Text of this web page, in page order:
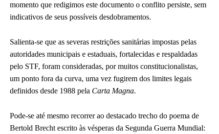
momento que redigimos este documento o conflito persiste, sem
indicativos de seus possíveis desdobramentos.
Salienta-se que as severas restrições sanitárias impostas pelas
autoridades municipais e estaduais, fortalecidas e respaldadas
pelo STF, foram consideradas, por muitos constitucionalistas,
um ponto fora da curva, uma vez fugirem dos limites legais
definidos desde 1988 pela Carta Magna.
Pode-se até mesmo recorrer ao destacado trecho do poema de
Bertold Brecht escrito às vésperas da Segunda Guerra Mundial: